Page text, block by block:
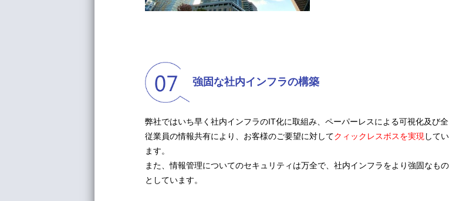
強固な社内インフラの構築
弊社ではいち早く社内インフラのIT化に取組み、ペーパーレスによる可視化及び全
従業員の情報共有により、お客様のご要望に対してクィックレスボスを実現してい
ます。
また、情報管理についてのセキュリティは万全で、社内インフラをより強固なもの
としています。